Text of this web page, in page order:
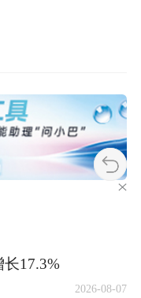
17.3%
2026-08-07